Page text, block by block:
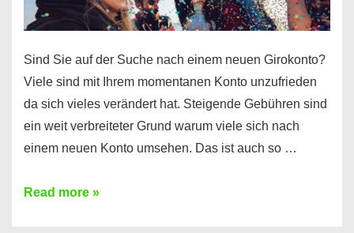
Sind Sie auf der Suche nach einem neuen Girokonto?
Viele sind mit Ihrem momentanen Konto unzufrieden
da sich vieles verändert hat. Steigende Gebühren sind
ein weit verbreiteter Grund warum viele sich nach
einem neuen Konto umsehen. Das ist auch so …
Konto
Read more »